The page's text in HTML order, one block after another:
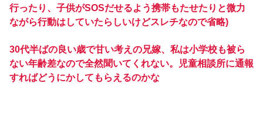
行ったり、子供がSOSだせるよう携帯もたせたりと微力
ながら行動はしていたらしいけどスレチなので省略)
30代半ばの良い歳で甘い考えの兄嫁、私は小学校も被ら
ない年齢差なので全然聞いてくれない。児童相談所に通報
すればどうにかしてもらえるのかな